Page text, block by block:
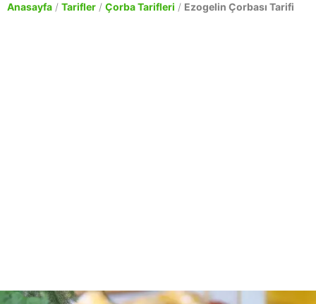
Anasayfa / Tarifler / Çorba Tarifleri / Ezogelin Çorbası Tarifi